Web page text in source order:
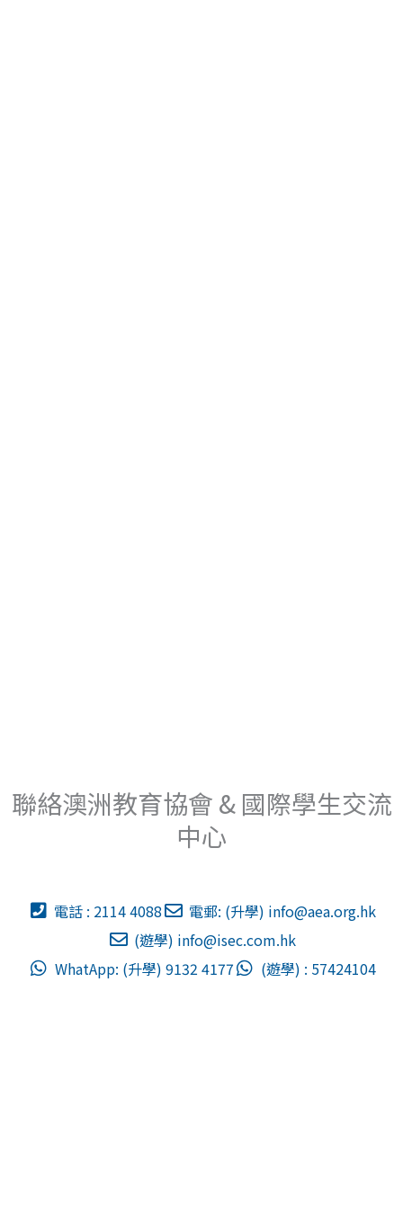
聯絡澳洲教育協會 & 國際學生交流
中心
電話 : 2114 4088 電郵: (升學) info@aea.org.hk
(遊學) info@isec.com.hk
WhatApp: (升學) 9132 4177
(遊學) : 57424104